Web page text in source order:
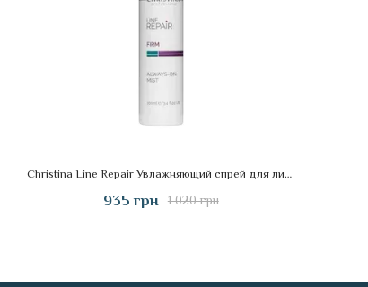
Christina Line Repair Увлажняющий спрей для лица
1 020 грн
935 грн